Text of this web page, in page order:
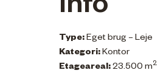
Info
Type:Eget brug – Leje
Kategori:Kontor
Etageareal:23.500 m2